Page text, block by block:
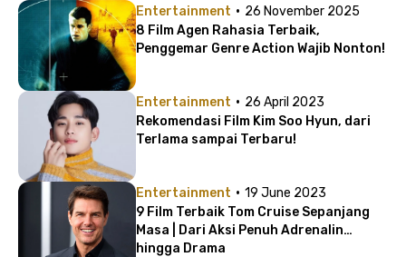
Entertainment · 26 November 2025
8 Film Agen Rahasia Terbaik,
Penggemar Genre Action Wajib Nonton!
Entertainment · 26 April 2023
Rekomendasi Film Kim Soo Hyun, dari
Terlama sampai Terbaru!
Entertainment · 19 June 2023
9 Film Terbaik Tom Cruise Sepanjang
Masa | Dari Aksi Penuh Adrenalin
hingga Drama